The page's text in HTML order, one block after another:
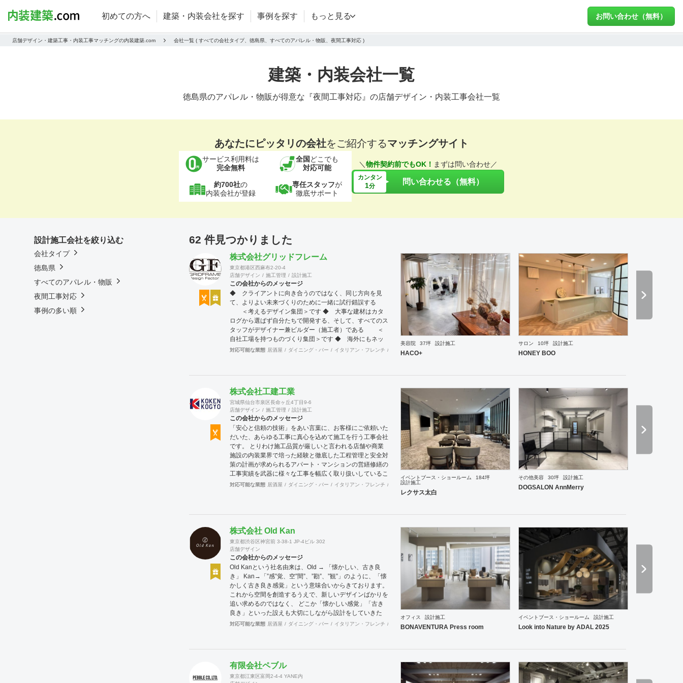
初めての方へ 建築・内装会社を探す 事例を探す もっと見る お問い合わせ（無料）
店舗デザイン・建築工事・内装工事マッチングの内装建築.com 会社一覧 ( すべての会社タイプ、徳島県、すべてのアパレル・物販、夜間工事対応 )
建築・内装会社一覧
徳島県のアパレル・物販が得意な『夜間工事対応』の店舗デザイン・内装工事会社一覧
あなたにピッタリの会社をご紹介するマッチングサイト
サービス利用料は
完全無料
全国 どこでも
対応可能
約700社の
内装会社が登録
専任スタッフが
徹底サポート
＼ 物件契約前でもOK！ まずは問い合わせ／
カンタン
1分 問い合わせる（無料）
62 件見つかりました
株式会社グリッドフレーム
東京都港区西麻布2-20-4
店舗デザイン
施工管理 設計施工
この会社からのメッセージ
◆ クライアントに向き合うのではなく、同じ方向を見
て、よりよい未来づくりのために一緒に試行錯誤する
＜考えるデザイン集団＞です ◆ 大事な建材はカタ
ログから選ばず自分たちで開発する、そして、すべてのス
タッフがデザイナー兼ビルダー（施工者）である ＜
自社工場を持つものづくり集団＞です ◆ 海外にもネッ
トワークを持ち、英語や中国語に堪能なスタッフたちが、
案件、施工案件、造作物制作など、多様な請負形態が可能
が可能で、例えば通常デザイン性とは無縁な特定防火設備
（鉄扉）などにも高いデザイン性を施すことも可能です。
GRIDFRAME とりかえのきかない空間
https://gridframe.co.jp/ Synes(シネス) 霧のようなやわら
かな空間 http://synes.jp/ SOTOCHIKU 時間の蓄積を
取り込む空間 https://sotochiku.com/
対応可能な業態 居酒屋 ダイニング・バー イタリアン・フレンチ カフェ・パン・ケーキ 和食・寿司 焼肉・中華料理・韓国料理
美容院 37坪 設計施工
HACO+
サロン 10坪 設計施工
HONEY BOO
株式会社工建工業
宮城県仙台市泉区長命ヶ丘4丁目9-6
店舗デザイン
施工管理 設計施工
この会社からのメッセージ
「安心と信頼の技術」をあい言葉に、お客様にご依頼いた
だいた、あらゆる工事に真心を込めて施工を行う工事会社
です。 とりわけ施工品質が厳しいと言われる店舗や商業
施設の内装業界で培った経験と徹底した工程管理と安全対
策の計画が求められるアパート・マンションの営繕修繕の
工事実績を武器に様々な工事を幅広く取り扱いしているこ
とが当社の大きな特徴です。
対応可能な業態 居酒屋 ダイニング・バー イタリアン・フレンチ カフェ・パン・ケーキ 焼肉・中華料理・韓国料理
イベントブース・ショールーム
184坪
設計施工
レクサス太白
その他美容 30坪 設計施工
DOGSALON AnnMerry
株式会社 Old Kan
東京都渋谷区神宮前 3-38-1 JP-4ビル 302
店舗デザイン
この会社からのメッセージ
Old Kanという社名由来は、Old → 「懐かしい、古き良
き」 Kan→「”感”覚、空”間”、”勘”、”観”」のように、「懐
かしく古き良き感覚」という意味合いからきております。
これから空間を創造するうえで、新しいデザインばかりを
追い求めるのではなく、 どこか「懐かしい感覚」「古き
良き」といった設えも大切にしながら設計をしていきた
い。 そんな思いの下、日々クライアント様、そしてその
Urata https://old-kan.jp Instagram：
shohei_urata@old-kan.jp 〒150-0001 東京都渋谷区神宮
前 3-38-1 JP-4ビル 302
対応可能な業態 居酒屋 ダイニング・バー イタリアン・フレンチ カフェ・パン・ケーキ ラーメン・そば・うどん 和食・寿司 その他 オフィス イベントブース・ショールーム
オフィス 設計施工
BONAVENTURA Press room
イベントブース・ショールーム 設計施工
Look into Nature by ADAL 2025
有限会社ペブル
東京都江東区富岡2-4-4 YANE内
設計施工会社を絞り込む
会社タイプ
徳島県
すべてのアパレル・物販
夜間工事対応
事例の多い順